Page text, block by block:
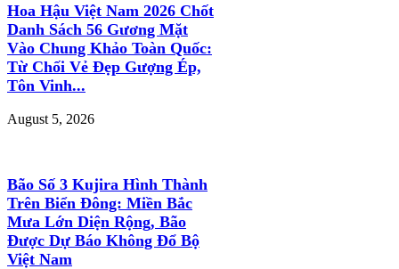
Hoa Hậu Việt Nam 2026 Chốt
Danh Sách 56 Gương Mặt
Vào Chung Khảo Toàn Quốc:
Từ Chối Vẻ Đẹp Gượng Ép,
Tôn Vinh...
August 5, 2026
Bão Số 3 Kujira Hình Thành
Trên Biển Đông: Miền Bắc
Mưa Lớn Diện Rộng, Bão
Được Dự Báo Không Đổ Bộ
Việt Nam